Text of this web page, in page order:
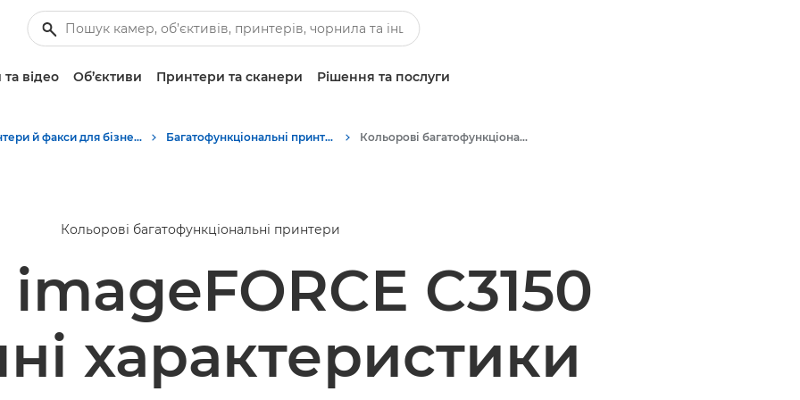
відео Об’єктиви Принтери та сканери Рішення та послуги
Принтери й факси для бізнесу Багатофункціональні принтери — універсальні принтери Кольорові багатофункціональні принтери
Кольорові багатофункціональні принтери
C3150
характеристики